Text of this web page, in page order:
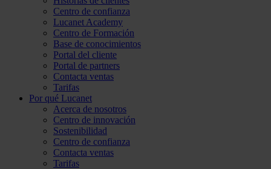
Centro de confianza
Lucanet Academy
Centro de Formación
Base de conocimientos
Portal del cliente
Portal de partners
Contacta ventas
Tarifas
Por qué Lucanet
Acerca de nosotros
Centro de innovación
Sostenibilidad
Centro de confianza
Contacta ventas
Tarifas